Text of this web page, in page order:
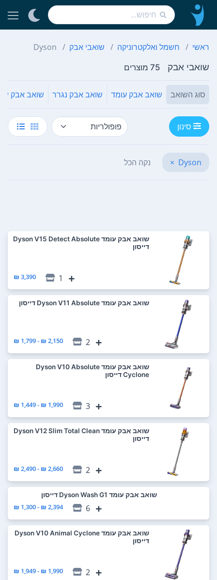
ראשי חשמל ואלקטרוניקה שואבי אבק Dyson
שואבי אבק 75 מוצרים
סוג השואב שואב אבק עומד שואב אבק נגרר שואב אבק
סינון
Dyson
× נקה הכל
‏שואב אבק עומד Dyson V15 Detect Absolute
דייסון
1
3,390 ₪
‏שואב אבק עומד Dyson V11 Absolute דייסון
2
2,150 ₪ - 1,799 ₪
‏שואב אבק עומד Dyson V10 Absolute
Cyclone דייסון
3
1,990 ₪ - 1,449 ₪
‏שואב אבק עומד Dyson V12 Slim Total Clean
דייסון
2
2,660 ₪ - 2,490 ₪
‏שואב אבק עומד Dyson Wash G1 דייסון
6
2,394 ₪ - 1,300 ₪
‏שואב אבק עומד Dyson V10 Animal Cyclone
דייסון
2
1,990 ₪ - 1,949 ₪